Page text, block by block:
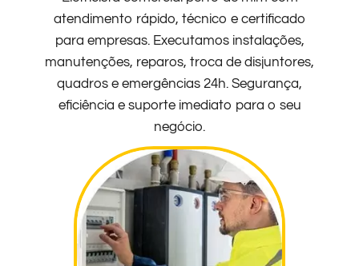
atendimento rápido, técnico e certificado
para empresas. Executamos instalações,
manutenções, reparos, troca de disjuntores,
quadros e emergências 24h. Segurança,
eficiência e suporte imediato para o seu
negócio.